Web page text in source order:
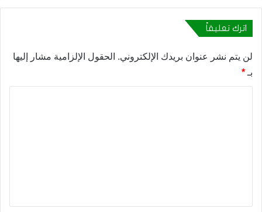
اترك تعليقاً
لن يتم نشر عنوان بريدك الإلكتروني. الحقول الإلزامية مشار إليها
بـ *